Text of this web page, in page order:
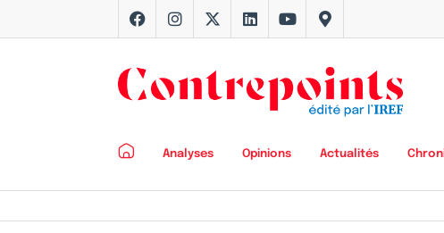
Analyses Opinions Actualités